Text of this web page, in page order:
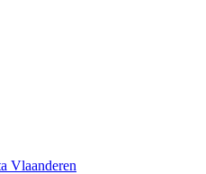
Vlaanderen